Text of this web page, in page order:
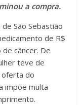
a compra.
São Sebastião
de R$
câncer. De
teve de
do
impõe multa